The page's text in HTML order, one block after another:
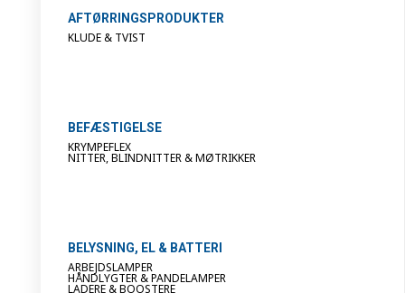
AFTØRRINGSPRODUKTER
KLUDE & TVIST
BEFÆSTIGELSE
KRYMPEFLEX
NITTER, BLINDNITTER & MØTRIKKER
BELYSNING, EL & BATTERI
ARBEJDSLAMPER
HÅNDLYGTER & PANDELAMPER
LADERE & BOOSTERE